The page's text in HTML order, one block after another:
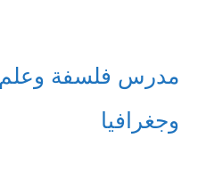
مدرس فلسفة
وجغرافيا